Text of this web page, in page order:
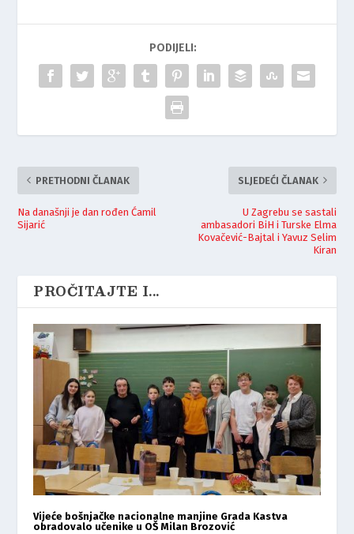
PODIJELI:
PRETHODNI ČLANAK
Na današnji je dan rođen Ćamil
Sijarić
SLJEDEĆI ČLANAK
U Zagrebu se sastali
ambasadori BiH i Turske Elma
Kovačević-Bajtal i Yavuz Selim
Kiran
PROČITAJTE I...
Vijeće bošnjačke nacionalne manjine Grada Kastva
obradovalo učenike u OŠ Milan Brozović